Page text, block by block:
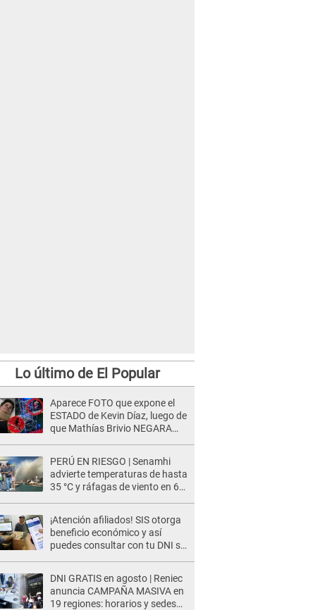
Lo último de El Popular
Aparece FOTO que expone el
ESTADO de Kevin Díaz, luego de
que Mathías Brivio NEGARA
collarín
PERÚ EN RIESGO | Senamhi
advierte temperaturas de hasta
35 °C y ráfagas de viento en 6
¡Atención afiliados! SIS otorga
beneficio económico y así
puedes consultar con tu DNI si
DNI GRATIS en agosto | Reniec
anuncia CAMPAÑA MASIVA en
19 regiones: horarios y sedes